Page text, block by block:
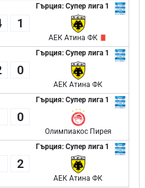
Гърция: Супер лига 1
1
АЕК Атина ФК
Гърция: Супер лига 1
0
АЕК Атина ФК
Гърция: Супер лига 1
0
Олимпиакос Пирея
Гърция: Супер лига 1
2
АЕК Атина ФК